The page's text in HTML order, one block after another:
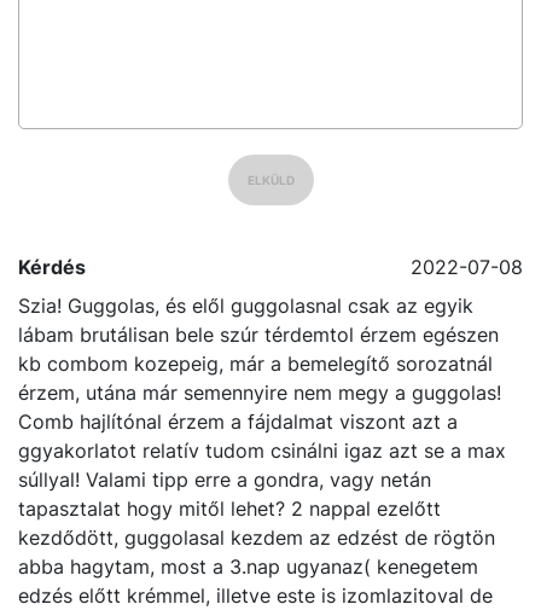
ELKÜLD
Kérdés
2022-07-08
Szia! Guggolas, és elől guggolasnal csak az egyik
lábam brutálisan bele szúr térdemtol érzem egészen
kb combom kozepeig, már a bemelegítő sorozatnál
érzem, utána már semennyire nem megy a guggolas!
Comb hajlítónal érzem a fájdalmat viszont azt a
ggyakorlatot relatív tudom csinálni igaz azt se a max
súllyal! Valami tipp erre a gondra, vagy netán
tapasztalat hogy mitől lehet? 2 nappal ezelőtt
kezdődött, guggolasal kezdem az edzést de rögtön
abba hagytam, most a 3.nap ugyanaz( kenegetem